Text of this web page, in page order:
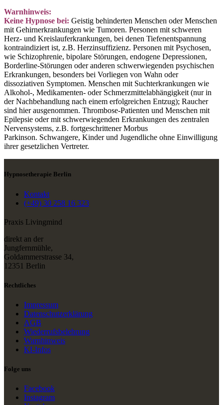
Warnhinweis:
Keine Hypnose bei: Geistig behinderten Menschen oder Menschen
mit Gehirnerkrankungen wie Tumoren. Personen mit schweren
Herz- und Kreislauferkrankungen, bei denen Tiefenentspannung
kontraindiziert ist, z.B. Herzinsuffizienz. Personen mit Psychosen,
wie Schizophrenie, bipolare Störungen, endogene Depressionen,
Borderline-Störungen oder anderen schwerwiegenden psychischen
Erkrankungen, besonders bei Vorliegen von Wahn oder
dissoziativen Symptomen. Menschen mit Suchterkrankungen wie
Alkohol-, Medikamenten- oder Schmerzmittelabhängigkeit (nur in
der Nachbehandlung nach einem erfolgreichen Entzug); Raucher
sind hier ausgenommen. Thrombose-Patienten und Menschen mit
Epilepsie oder mit schwerwiegenden Erkrankungen des zentralen
Nervensystems, z.B. fortgeschrittener Morbus
Parkinson. Schwangere, Kinder und Jugendliche ohne Einwilligung
ihrer gesetzlichen Vertreter.
Hypnosetherapie Berlin
Kontakt
(+49) 30 258 16 323
Praxis Livingmind
direkt an der
Jungfernmühle,
Goldammerstrasse 34,
12351 Berlin
Rechtliches
Impressum
Datenschutzerklärung
AGB
Wiederrufsbelehrung
Warnhinweis
KI-Infos
Folge uns
Facebook
Instagram